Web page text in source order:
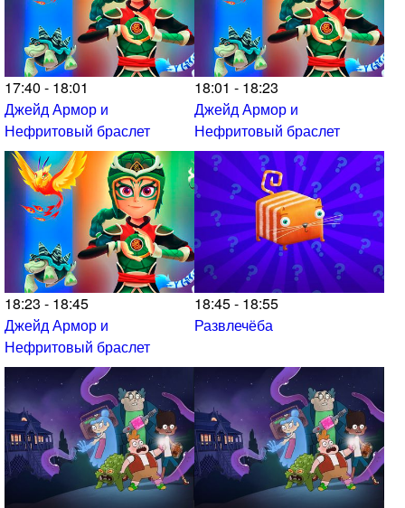
17:40 - 18:01
Джейд Армор и
Нефритовый браслет
18:01 - 18:23
Джейд Армор и
Нефритовый браслет
18:23 - 18:45
Джейд Армор и
Нефритовый браслет
18:45 - 18:55
Развлечёба